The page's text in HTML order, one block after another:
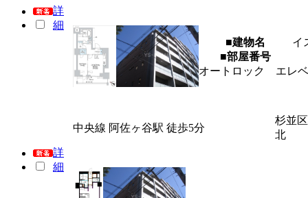
詳
細
■建物名
イ
■部屋番号
オートロック エレ
詳
細
中央線 阿佐ヶ谷駅 徒歩5分
杉並
北